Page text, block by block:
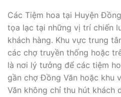
Các Tiệm hoa tại Huyện
tọa lạc tại những vị trí chiến
khách hàng. Khu vực trung
các chợ truyền thống hoặc
là nơi lý tưởng để các tiệm
gần chợ Đồng Văn hoặc khu
Văn không chỉ thu hút khách